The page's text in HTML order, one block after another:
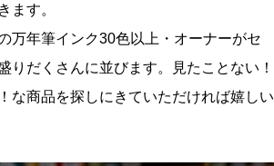
ます。
万年筆インク30色以上・オーナーがセ
りだくさんに並びます。見たことない！
な商品を探しにきていただければ嬉しい